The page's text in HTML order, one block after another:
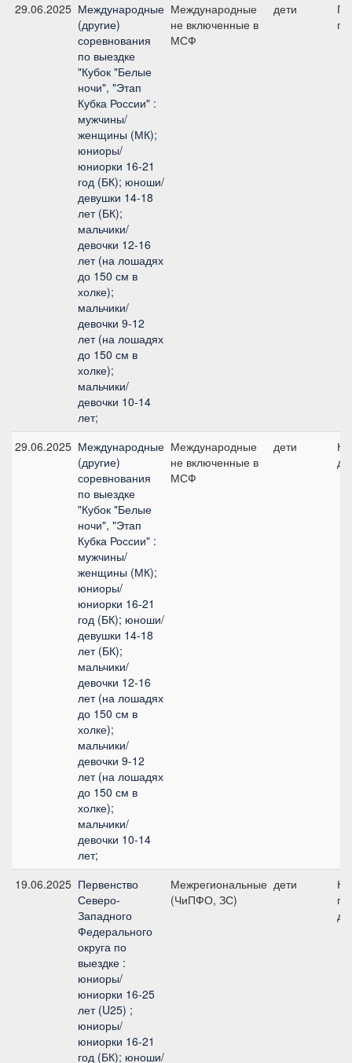
29.06.2025 Международные
(другие)
соревнования
по выездке
"Кубок "Белые
ночи", "Этап
Кубка России" :
мужчины/
женщины (МК);
юниоры/
юниорки 16-21
год (БК); юноши/
девушки 14-18
лет (БК);
мальчики/
девочки 12-16
лет (на лошадях
до 150 см в
холке);
мальчики/
девочки 9-12
лет (на лошадях
до 150 см в
холке);
мальчики/
девочки 10-14
лет;
Международные
не включенные в
МСФ
дети
29.06.2025 Международные
(другие)
соревнования
по выездке
"Кубок "Белые
ночи", "Этап
Кубка России" :
мужчины/
женщины (МК);
юниоры/
юниорки 16-21
год (БК); юноши/
девушки 14-18
лет (БК);
мальчики/
девочки 12-16
лет (на лошадях
до 150 см в
холке);
мальчики/
девочки 9-12
лет (на лошадях
до 150 см в
холке);
мальчики/
девочки 10-14
лет;
Международные
не включенные в
МСФ
дети
19.06.2025 Первенство
Северо-
Западного
Федерального
округа по
выездке :
юниоры/
юниорки 16-25
лет (U25) ;
юниоры/
юниорки 16-21
год (БК); юноши/
Межрегиональные
(ЧиПФО, ЗС)
дети